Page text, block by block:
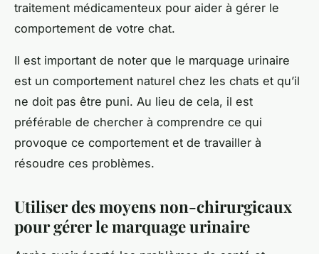
traitement médicamenteux pour aider à gérer le
comportement de votre chat.
Il est important de noter que le marquage urinaire
est un comportement naturel chez les chats et qu’il
ne doit pas être puni. Au lieu de cela, il est
préférable de chercher à comprendre ce qui
provoque ce comportement et de travailler à
résoudre ces problèmes.
Utiliser des moyens non-chirurgicaux
pour gérer le marquage urinaire